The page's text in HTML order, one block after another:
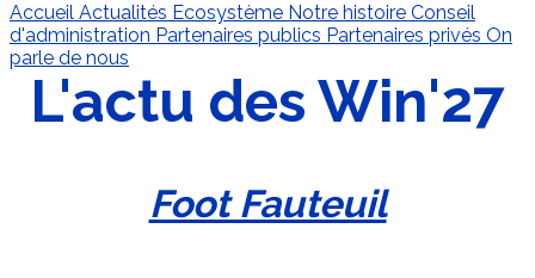
Accueil Actualités Ecosystème Notre histoire Conseil
d'administration Partenaires publics Partenaires privés On
parle de nous
L'actu des Win'27
Foot Fauteuil